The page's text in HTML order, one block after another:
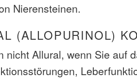
Nierensteinen.
(ALLOPURINOL)
nicht Allural, wenn Sie auf